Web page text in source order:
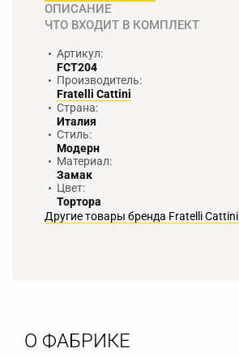
ОПИСАНИЕ
ЧТО ВХОДИТ В КОМПЛЕКТ
Артикул:
FCT204
Производитель:
Fratelli Cattini
Страна:
Италия
Стиль:
Модерн
Материал:
Замак
Цвет:
Тортора
Другие товары бренда Fratelli Cattini
О ФАБРИКЕ